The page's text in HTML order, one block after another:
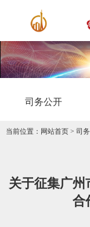
司务公开
当前位置： 网站首页 > 司
关于征集广州
合